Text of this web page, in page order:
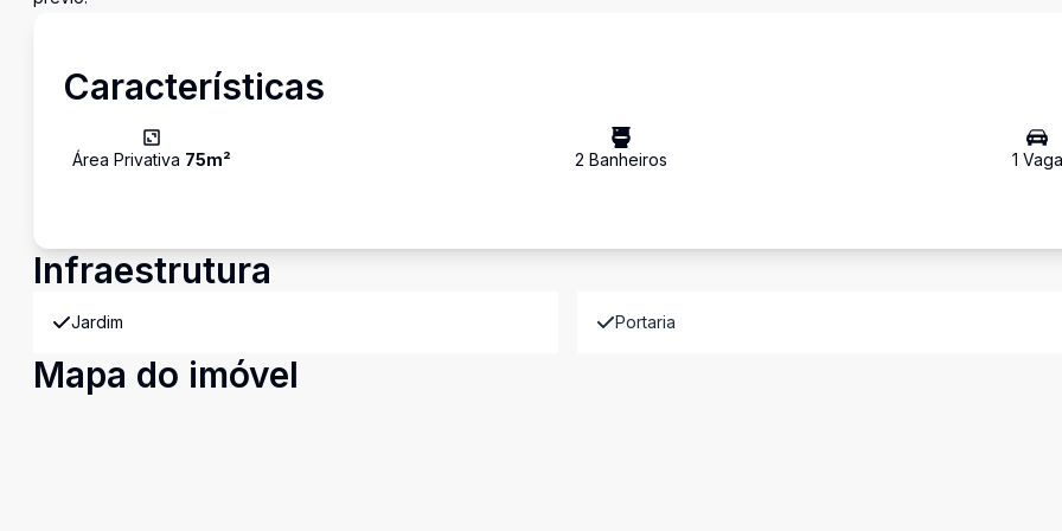
Características
Área Privativa 75m² 2 Banheiros 1 Vaga
Infraestrutura
Jardim Portaria
Mapa do imóvel